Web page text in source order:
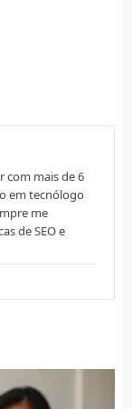
com mais de 6
em tecnólogo
me
de SEO e